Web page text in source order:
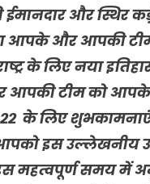
ईमानदारऔरस्थिर
आपकेऔरआपकी
केलिएनया
आपकीटीमकोआपके
केलिए
इसउल्लेखनीय
महत्वपूर्णसमयमें